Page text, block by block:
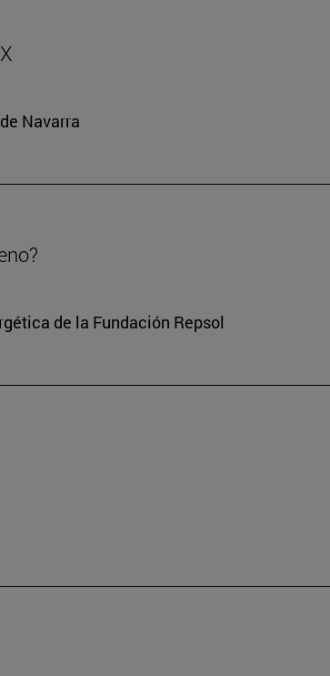
Navarra
de la Fundación Repsol